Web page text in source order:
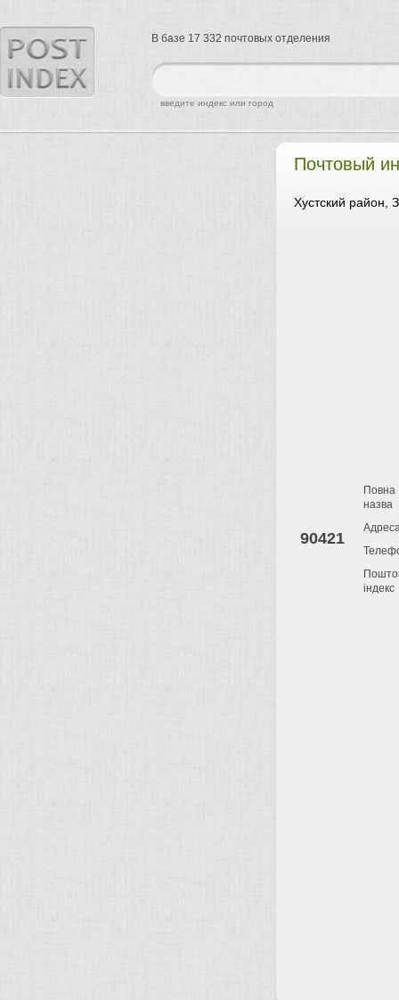
Почтовый
Хустский район,
90421
Повна
назва
індекс
найти
введите индекс или город
В базе 17 332 почтовых отделения